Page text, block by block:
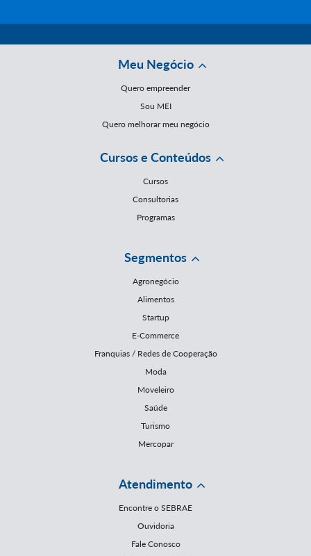
Meu Negócio
Quero empreender
Sou MEI
Quero melhorar meu negócio
Cursos e Conteúdos
Cursos
Consultorias
Programas
Segmentos
Agronegócio
Alimentos
Startup
E-Commerce
Franquias / Redes de Cooperação
Moda
Moveleiro
Saúde
Turismo
Mercopar
Atendimento
Encontre o SEBRAE
Ouvidoria
Fale Conosco